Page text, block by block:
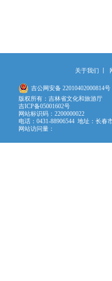
关于我们
吉公网安备 22010402000814号
版权所有：吉林省文化和旅游厅
吉ICP备05001602号
网站标识码：2200000022
电话：0431-88906544 地址：长春
网站访问量：